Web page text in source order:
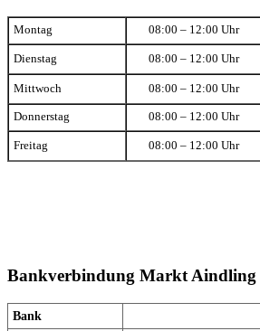
Montag 08:00 – 12:00 Uhr
Dienstag 08:00 – 12:00 Uhr
Mittwoch 08:00 – 12:00 Uhr
Donnerstag 08:00 – 12:00 Uhr
Freitag 08:00 – 12:00 Uhr
Bankverbindung Markt Aindling
Bank